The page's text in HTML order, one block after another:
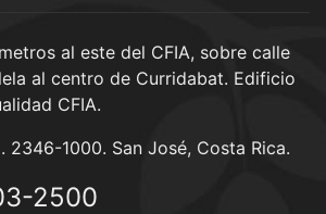
al este del CFIA, sobre calle
al centro de Curridabat. Edificio
CFIA.
2346-1000. San José, Costa Rica.
2500